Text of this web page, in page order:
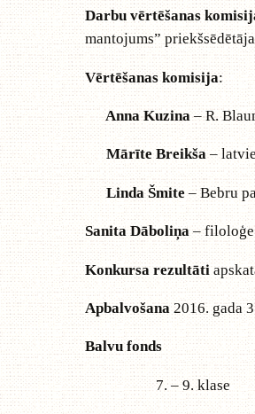
Darbu vērtēšanas
mantojums” priekšsēdētāja
Vērtēšanas komisija:
Anna Kuzina– R.
Mārīte Breikša–
Linda Šmite– Bebru
Sanita Dāboliņa– filoloģe
Konkursa rezultāti
Apbalvošana2016. gada
Balvu fonds
7. – 9.